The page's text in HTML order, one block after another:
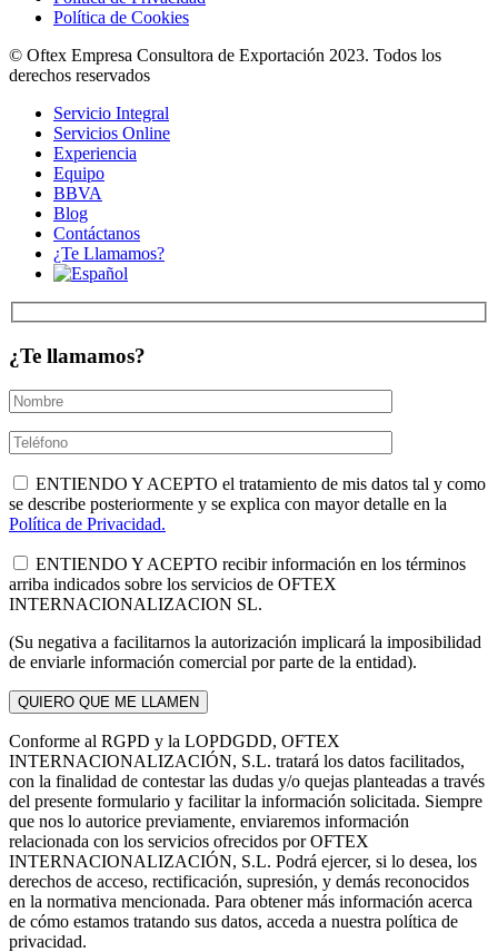
Política de Cookies
© Oftex Empresa Consultora de Exportación 2023. Todos los
derechos reservados
Servicio Integral
Servicios Online
Experiencia
Equipo
BBVA
Blog
Contáctanos
¿Te Llamamos?
¿Te llamamos?
ENTIENDO Y ACEPTO el tratamiento de mis datos tal y como
se describe posteriormente y se explica con mayor detalle en la
Política de Privacidad.
ENTIENDO Y ACEPTO recibir información en los términos
arriba indicados sobre los servicios de OFTEX
INTERNACIONALIZACION SL.
(Su negativa a facilitarnos la autorización implicará la imposibilidad
de enviarle información comercial por parte de la entidad).
Conforme al RGPD y la LOPDGDD, OFTEX
INTERNACIONALIZACIÓN, S.L. tratará los datos facilitados,
con la finalidad de contestar las dudas y/o quejas planteadas a través
del presente formulario y facilitar la información solicitada. Siempre
que nos lo autorice previamente, enviaremos información
relacionada con los servicios ofrecidos por OFTEX
INTERNACIONALIZACIÓN, S.L. Podrá ejercer, si lo desea, los
derechos de acceso, rectificación, supresión, y demás reconocidos
en la normativa mencionada. Para obtener más información acerca
de cómo estamos tratando sus datos, acceda a nuestra política de
privacidad.